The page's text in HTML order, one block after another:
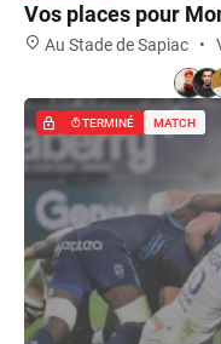
Vos places pour
Au Stade de Sapiac •
TERMINÉ MATCH